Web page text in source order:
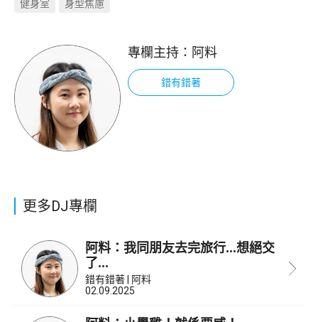
健身室 身型焦慮
專欄主持： 阿料
錯有錯著
更多DJ專欄
阿料：我同朋友去完旅行...想絕交
了...
錯有錯著 | 阿料
02.09.2025